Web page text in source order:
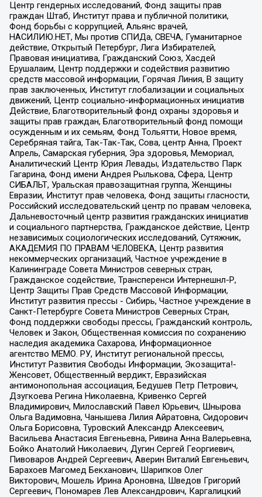
Центр гендерных исследований, Фонд защиты прав
граждан Штаб, Институт права и публичной политики,
Фонд борьбы с коррупцией, Альянс врачей,
НАСИЛИЮ.НЕТ, Мы против СПИДа, СВЕЧА, Гуманитарное
действие, Открытый Петербург, Лига Избирателей,
Правовая инициатива, Гражданский Союз, Хасдей
Ерушалаим, Центр поддержки и содействия развитию
средств массовой информации, Горячая Линия, В защиту
прав заключенных, Институт глобализации и социальных
движений, Центр социально-информационных инициатив
Действие, Благотворительный фонд охраны здоровья и
защиты прав граждан, Благотворительный фонд помощи
осужденным и их семьям, Фонд Тольятти, Новое время,
Серебряная тайга, Так-Так-Так, Сова, центр Анна, Проект
Апрель, Самарская губерния, Эра здоровья, Мемориал,
Аналитический Центр Юрия Левады, Издательство Парк
Гагарина, Фонд имени Андрея Рылькова, Сфера, Центр
СИБАЛЬТ, Уральская правозащитная группа, Женщины
Евразии, Институт прав человека, Фонд защиты гласности,
Российский исследовательский центр по правам человека,
Дальневосточный центр развития гражданских инициатив
и социального партнерства, Гражданское действие, Центр
независимых социологических исследований, Сутяжник,
АКАДЕМИЯ ПО ПРАВАМ ЧЕЛОВЕКА, Центр развития
некоммерческих организаций, Частное учреждение в
Калининграде Совета Министров северных стран,
Гражданское содействие, Трансперенси Интернешнл-Р,
Центр Защиты Прав Средств Массовой Информации,
Институт развития прессы - Сибирь, Частное учреждение в
Санкт-Петербурге Совета Министров Северных Стран,
Фонд поддержки свободы прессы, Гражданский контроль,
Человек и Закон, Общественная комиссия по сохранению
наследия академика Сахарова, Информационное
агентство МЕМО. РУ, Институт региональной прессы,
Институт Развития Свободы Информации, Экозащита!-
Женсовет, Общественный вердикт, Евразийская
антимонопольная ассоциация, Бедушев Петр Петрович,
Дзугкоева Регина Николаевна, Кривенко Сергей
Владимирович, Милославский Павел Юрьевич, Шнырова
Ольга Вадимовна, Чанышева Лилия Айратовна, Сидорович
Ольга Борисовна, Туровский Александр Алексеевич,
Васильева Анастасия Евгеньевна, Ривина Анна Валерьевна,
Бойко Анатолий Николаевич, Дугин Сергей Георгиевич,
Пивоваров Андрей Сергеевич, Аверин Виталий Евгеньевич,
Барахоев Магомед Бекханович, Шарипков Олег
Викторович, Мошель Ирина Ароновна, Шведов Григорий
Сергеевич, Пономарев Лев Александрович, Каргалицкий